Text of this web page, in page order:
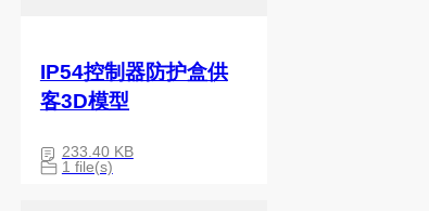
IP54控制器防护盒供
客3D模型
233.40 KB
1 file(s)